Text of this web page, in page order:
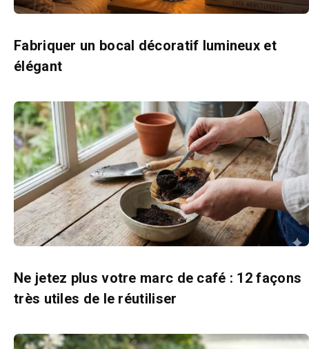
Fabriquer un bocal décoratif lumineux et
élégant
Ne jetez plus votre marc de café : 12 façons
très utiles de le réutiliser